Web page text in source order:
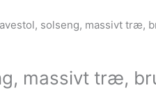
solseng, massivt træ,
massivt træ,